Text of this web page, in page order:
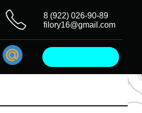
8 (922) 026-90-89
filory16@gmail.com